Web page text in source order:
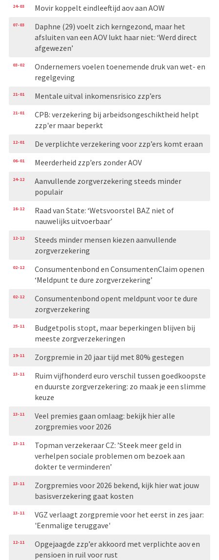
24-03 Movir koppelt eindleeftijd aov aan AOW
07-03
Daphne (29) voelt zich kerngezond, maar het
afsluiten van een AOV lukt haar niet: ‘Werd direct
afgewezen’
03-02
Ondernemers voelen toenemende druk van wet- en
regelgeving
21-01 Mentale uitval inkomensrisico zzp’ers
21-01
CPB: verzekering bij arbeidsongeschiktheid helpt
zzp'er maar beperkt
12-01 De verplichte verzekering voor zzp’ers komt eraan
06-01 Meerderheid zzp’ers zonder AOV
24-12
Aanvullende zorgverzekering steeds minder
populair
16-12
Raad van State: ‘Wetsvoorstel BAZ niet of
nauwelijks uitvoerbaar’
12-12
Steeds minder mensen kiezen aanvullende
zorgverzekering
02-12
Consumentenbond en ConsumentenClaim openen
‘Meldpunt te dure zorgverzekering’
02-12
Consumentenbond opent meldpunt voor te dure
zorgverzekering
25-11
Budgetpolis stopt, maar beperkingen blijven bij
meeste zorgverzekeringen
19-11 Zorgpremie in 20 jaar tijd met 80% gestegen
13-11
Ruim vijfhonderd euro verschil tussen goedkoopste
en duurste zorgverzekering: zo maak je een slimme
keuze
13-11
Veel premies gaan omlaag: bekijk hier alle
zorgpremies voor 2026
13-11
Topman verzekeraar CZ: ’Steek meer geld in
verhelpen sociale problemen om bezoek aan
dokter te verminderen’
13-11
Zorgpremies voor 2026 bekend, kijk hier wat jouw
basisverzekering gaat kosten
13-11
VGZ verlaagt zorgpremie voor het eerst in zes jaar:
'Eenmalige teruggave'
12-11
Opgejaagde zzp’er akkoord met verplichte aov en
pensioen in ruil voor rust